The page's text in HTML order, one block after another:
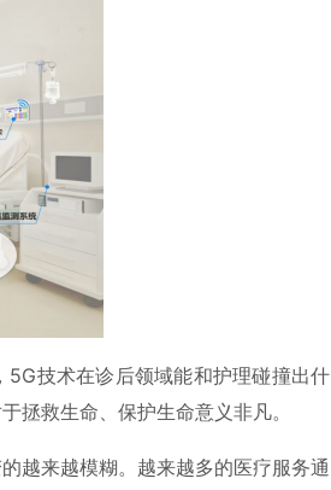
技术在诊后领域能和护理碰撞出什
拯救生命、保护生命意义非凡。
越来越模糊。越来越多的医疗服务通